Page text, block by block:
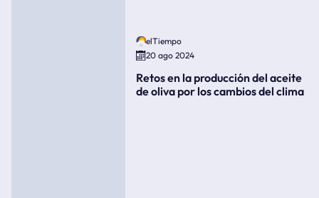
elTiempo
20 ago 2024
Retos en la producción del aceite
de oliva por los cambios del clima